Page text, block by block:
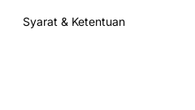
Syarat & Ketentuan